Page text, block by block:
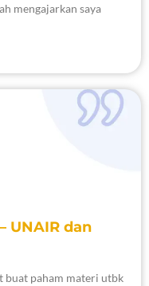
mengajarkan saya
UNAIR dan
buat paham materi utbk